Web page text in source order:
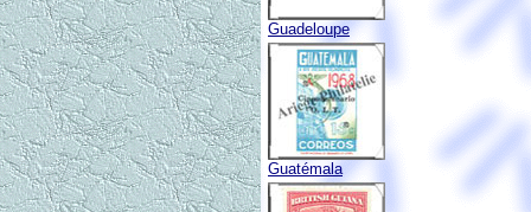
Guadeloupe
Guatémala